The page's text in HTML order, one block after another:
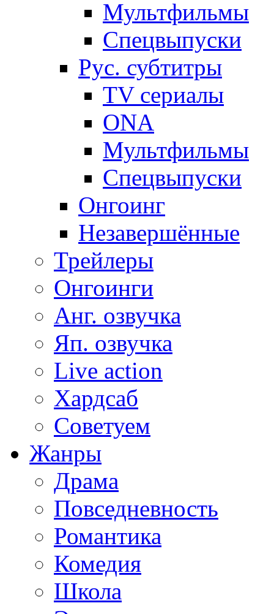
Мультфильмы
Спецвыпуски
Рус. субтитры
TV сериалы
ONA
Мультфильмы
Спецвыпуски
Онгоинг
Незавершённые
Трейлеры
Онгоинги
Анг. озвучка
Яп. озвучка
Live action
Хардсаб
Советуем
Жанры
Драма
Повседневность
Романтика
Комедия
Школа